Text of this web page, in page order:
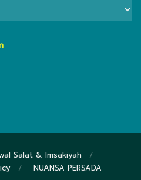
Salat & Imsakiyah
NUANSA PERSADA